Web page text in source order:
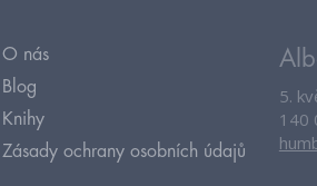
O nás
Blog
Knihy
Zásady ochrany osobních údajů
5.
140